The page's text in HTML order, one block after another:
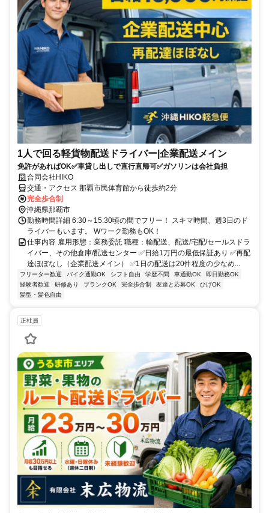
1人で回る軽貨物配送ドライバー|企業配送メイン
免許があればOK✅車貸し出しで直行直帰可✅ガソリンは会社負担
合同会社HIKO
交通・アクセス 那覇市民体育館から徒歩約2分
完全歩合制
沖縄県那覇市
勤務時間詳細 6:30～15:30頃の間でフリー！ スキマ時間、週3日のド
ライバーもいます。 Wワーク勤務もOK！
仕事内容 雇用形態：業務委託 職種：輸配送、配送/宅配/セールスドラ
イバー、その他倉庫/配送センター ✅日給1万円の最低保証あり ✅再配
達ほぼなし（企業配送メイン） ✅1日の配送は20件程度の少なめ...
フリーター歓迎 バイク通勤OK シフト自由 学歴不問 車通勤OK
即日勤務OK
経験者歓迎
研修あり ブランクOK 完全歩合制 友達と応募OK
ひげOK
髪型・髪色自由
正社員